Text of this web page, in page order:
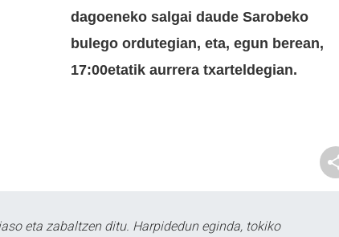
dagoeneko salgai daude Sarobeko
bulego ordutegian, eta, egun berean,
17:00etatik aurrera txarteldegian.
eta zabaltzen ditu. Harpidedun eginda, tokiko